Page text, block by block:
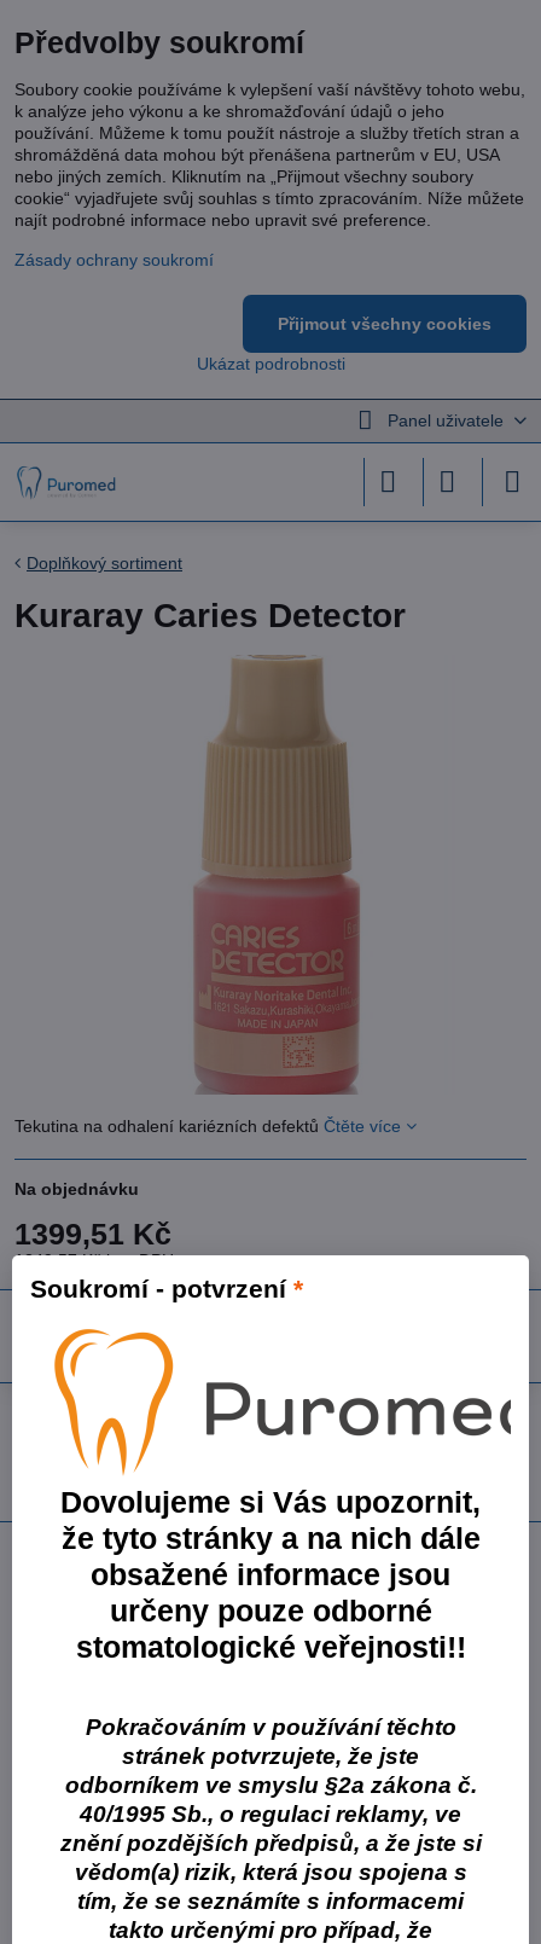
Panel uživatele
Doplňkový sortiment
Kuraray Caries Detector
Tekutina na odhalení kariézních defektů Čtěte více
Na objednávku
1399,51 Kč
1249,57 Kčbez DPH
Přidat k Oblíbeným Dotaz k produktu Doručení
Skladové číslo: 4590303
Popis
tekutina na odhalení kariézních defektů
rozlišuje přesně dvě vrstvy dentinu: vnější, kariézní dentin, který
je třeba odstranit, se zbarví do nachova, vnitřní,
ideální pro účely výuky na extrahovaných zubech, lze použít
jako prostředek na obarvování zubního plaku
Balení: 6 ml láhev
Více z kategorie
Výplně Spotřební materiál
Fixační materiály
Předvolby soukromí
Soubory cookie používáme k vylepšení vaší návštěvy tohoto webu,
k analýze jeho výkonu a ke shromažďování údajů o jeho
používání. Můžeme k tomu použít nástroje a služby třetích stran a
shromážděná data mohou být přenášena partnerům v EU, USA
nebo jiných zemích. Kliknutím na „Přijmout všechny soubory
cookie“ vyjadřujete svůj souhlas s tímto zpracováním. Níže můžete
najít podrobné informace nebo upravit své preference.
Zásady ochrany soukromí
Ukázat podrobnosti
Přijmout všechny cookies
Soukromí - potvrzení *
Dovolujeme si Vás upozornit,
že tyto stránky a na nich dále
obsažené informace jsou
určeny pouze odborné
stomatologické veřejnosti!!
Pokračováním v používání těchto
stránek potvrzujete, že jste
odborníkem ve smyslu §2a zákona č.
40/1995 Sb., o regulaci reklamy, ve
znění pozdějších předpisů, a že jste si
vědom(a) rizik, která jsou spojena s
tím, že se seznámíte s informacemi
takto určenými pro případ, že